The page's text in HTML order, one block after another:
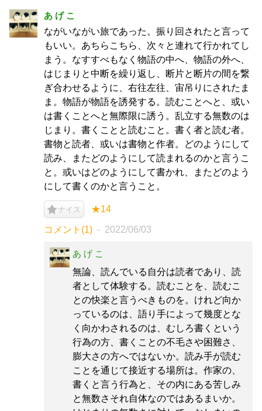
あ げ こ
ながいながい旅であった。振り回されたと言って
もいい。あちらこちら、次々と連れて行かれてし
まう。なすすべもなく物語の中へ、物語の外へ、
はじまりと中断を繰り返し、断片と断片の間を繋
ぎ合わせるように、右往左往、宙吊りにされたま
ま。物語が物語を誘発する。読むことへと、或い
は書くことへと無際限に誘う。乱立する無数のは
じまり。書くことと読むこと。書く者と読む者。
書物と読者、或いは書物と作者。どのようにして
読み、またどのようにして読まれるのかと言うこ
と。或いはどのようにして書かれ、またどのよう
にして書くのかと言うこと。
ナイス ★14
コメント(1) 2022/06/03
あ げ こ
無論、読んでいる自分は読者であり、読
者として体験する。読むことを、読むこ
との快楽と言うべきものを。けれど向か
っているのは、語り手によって幾度とな
く向かわされるのは、むしろ書くという
行為の方、書くことの不毛さや困難さ、
膨大さの方へではないか。読み手が読む
ことを通じて接近する場所は。作家の、
書くと言う行為と、その内にある苦しみ
と無数さそれ自体なのではあるまいか。